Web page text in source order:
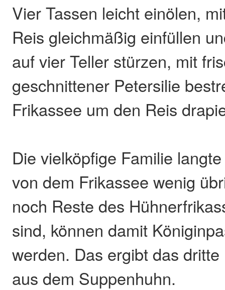
Vier Tassen leicht einölen,
Reis gleichmäßig einfüllen
auf vier Teller stürzen, mit
geschnittener Petersilie
Frikassee um den Reis
Die vielköpfige Familie
von dem Frikassee wenig
noch Reste des
sind, können damit
werden. Das ergibt das
aus dem Suppenhuhn.